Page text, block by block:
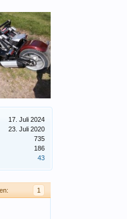
17. Juli 2024
23. Juli 2020
735
186
43
1